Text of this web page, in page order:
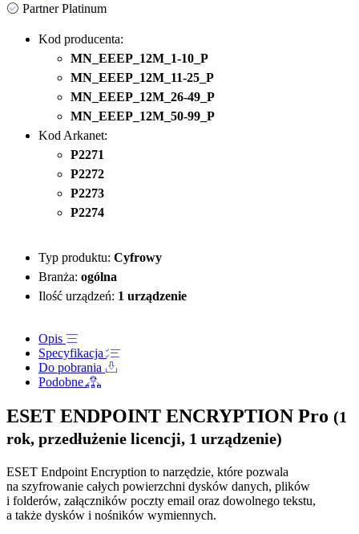
Partner Platinum
Kod producenta:
MN_EEEP_12M_1-10_P
MN_EEEP_12M_11-25_P
MN_EEEP_12M_26-49_P
MN_EEEP_12M_50-99_P
Kod Arkanet:
P2271
P2272
P2273
P2274
Typ produktu: Cyfrowy
Branża: ogólna
Ilość urządzeń: 1 urządzenie
Opis
Specyfikacja
Do pobrania
Podobne
ESET ENDPOINT ENCRYPTION Pro (1
rok, przedłużenie licencji, 1 urządzenie)
ESET Endpoint Encryption to narzędzie, które pozwala
na szyfrowanie całych powierzchni dysków danych, plików
i folderów, załączników poczty email oraz dowolnego tekstu,
a także dysków i nośników wymiennych.